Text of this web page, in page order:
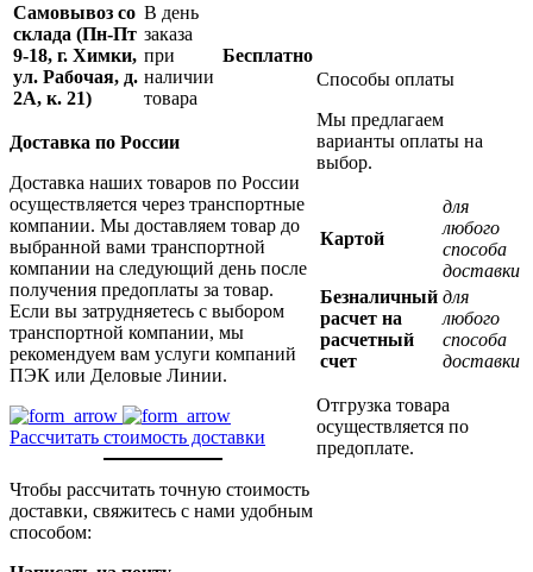
Самовывоз со
склада (Пн-Пт
9-18, г. Химки,
ул. Рабочая, д.
2А, к. 21)
В день
заказа
при
наличии
товара
Бесплатно
Доставка по России
Доставка наших товаров по России
осуществляется через транспортные
компании. Мы доставляем товар до
выбранной вами транспортной
компании на следующий день после
получения предоплаты за товар.
Если вы затрудняетесь с выбором
транспортной компании, мы
рекомендуем вам услуги компаний
ПЭК или Деловые Линии.
Рассчитать стоимость доставки
Чтобы рассчитать точную стоимость
доставки, свяжитесь с нами удобным
способом:
Способы оплаты
Мы предлагаем
варианты оплаты на
выбор.
Картой
для
любого
способа
доставки
Безналичный
расчет на
расчетный
счет
для
любого
способа
доставки
Отгрузка товара
осуществляется по
предоплате.